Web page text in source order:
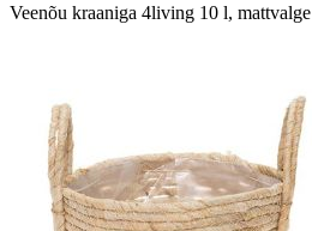
Veenõu kraaniga 4living 10 l, mattvalge